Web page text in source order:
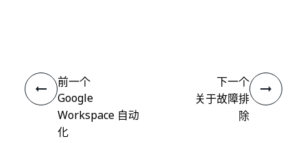
前一个
Google
Workspace 自动
化
下一个
关于故障排
除